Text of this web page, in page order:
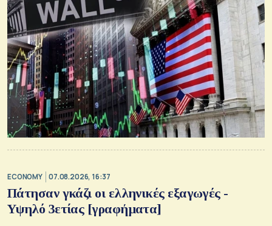
ECONOMY 07.08.2026, 16:37
Πάτησαν γκάζι οι ελληνικές εξαγωγές -
Υψηλό 3ετίας [γραφήματα]